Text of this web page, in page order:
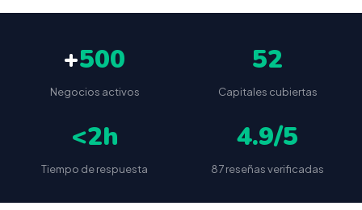
+500
Negocios activos
52
Capitales cubiertas
<2h
Tiempo de respuesta
4.9/5
87 reseñas verificadas